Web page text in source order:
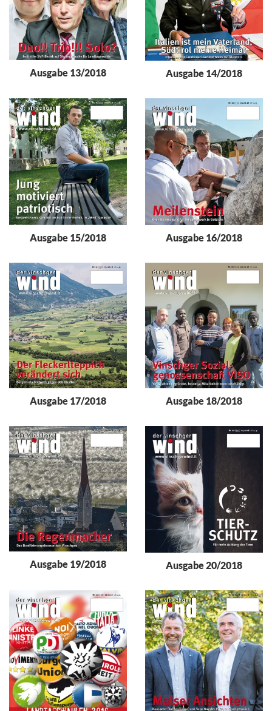
Ausgabe 13/2018 Ausgabe 14/2018
Ausgabe 15/2018 Ausgabe 16/2018
Ausgabe 17/2018 Ausgabe 18/2018
Ausgabe 19/2018 Ausgabe 20/2018